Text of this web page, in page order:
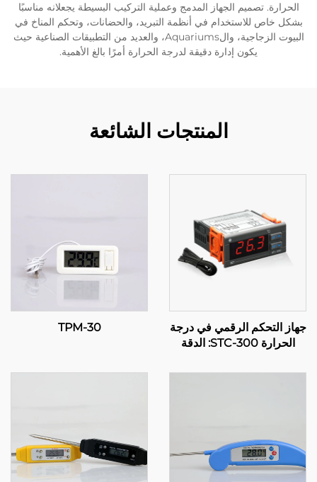
الحرارة. تصميم الجهاز المدمج وعملية التركيب البسيطة يجعلانه مناسبًا
بشكل خاص للاستخدام في أنظمة التبريد، والحضانات، وتحكم المناخ في
البيوت الزجاجية، والAquariums، والعديد من التطبيقات الصناعية حيث
يكون إدارة دقيقة لدرجة الحرارة أمرًا بالغ الأهمية.
المنتجات الشائعة
جهاز التحكم الرقمي في درجة
الحرارة STC-300: الدقة
الحرارة
TPM-30